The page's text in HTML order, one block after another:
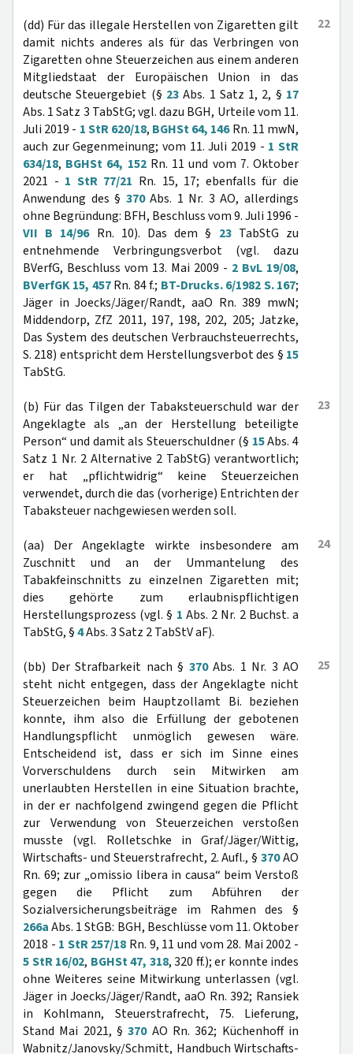
22
(dd) Für das illegale Herstellen von Zigaretten gilt
damit nichts anderes als für das Verbringen von
Zigaretten ohne Steuerzeichen aus einem anderen
Mitgliedstaat der Europäischen Union in das
deutsche Steuergebiet (§ 23Abs. 1 Satz 1, 2, § 17
Abs. 1 Satz 3 TabStG; vgl. dazu BGH, Urteile vom 11.
Juli 2019 - 1 StR 620/18, BGHSt 64, 146Rn. 11 mwN,
auch zur Gegenmeinung; vom 11. Juli 2019 - 1 StR
634/18, BGHSt 64, 152Rn. 11 und vom 7. Oktober
2021 - 1 StR 77/21 Rn. 15, 17; ebenfalls für die
Anwendung des § 370Abs. 1 Nr. 3 AO, allerdings
ohne Begründung: BFH, Beschluss vom 9. Juli 1996 -
VII B 14/96Rn. 10). Das dem § 23TabStG zu
entnehmende Verbringungsverbot (vgl. dazu
BVerfG, Beschluss vom 13. Mai 2009 - 2 BvL 19/08,
BVerfGK 15, 457Rn. 84 f.; BT-Drucks. 6/1982 S. 167;
Jäger in Joecks/Jäger/Randt, aaO Rn. 389 mwN;
Middendorp, ZfZ 2011, 197, 198, 202, 205; Jatzke,
Das System des deutschen Verbrauchsteuerrechts,
S. 218) entspricht dem Herstellungsverbot des § 15
TabStG.
23
(b) Für das Tilgen der Tabaksteuerschuld war der
Angeklagte als „an der Herstellung beteiligte
Person“ und damit als Steuerschuldner (§ 15Abs. 4
Satz 1 Nr. 2 Alternative 2 TabStG) verantwortlich;
er hat „pflichtwidrig“ keine Steuerzeichen
verwendet, durch die das (vorherige) Entrichten der
Tabaksteuer nachgewiesen werden soll.
24
(aa) Der Angeklagte wirkte insbesondere am
Zuschnitt und an der Ummantelung des
Tabakfeinschnitts zu einzelnen Zigaretten mit;
dies gehörte zum erlaubnispflichtigen
Herstellungsprozess (vgl. § 1 Abs. 2 Nr. 2 Buchst. a
TabStG, §4Abs. 3 Satz 2 TabStV aF).
25
(bb) Der Strafbarkeit nach § 370Abs. 1 Nr. 3 AO
steht nicht entgegen, dass der Angeklagte nicht
Steuerzeichen beim Hauptzollamt Bi. beziehen
konnte, ihm also die Erfüllung der gebotenen
Handlungspflicht unmöglich gewesen wäre.
Entscheidend ist, dass er sich im Sinne eines
Vorverschuldens durch sein Mitwirken am
unerlaubten Herstellen in eine Situation brachte,
in der er nachfolgend zwingend gegen die Pflicht
zur Verwendung von Steuerzeichen verstoßen
musste (vgl. Rolletschke in Graf/Jäger/Wittig,
Wirtschafts- und Steuerstrafrecht, 2. Aufl., §370AO
Rn. 69; zur „omissio libera in causa“ beim Verstoß
gegen die Pflicht zum Abführen der
Sozialversicherungsbeiträge im Rahmen des §
266aAbs. 1 StGB: BGH, Beschlüsse vom 11. Oktober
2018 - 1 StR 257/18 Rn. 9, 11 und vom 28. Mai 2002 -
5 StR 16/02, BGHSt 47, 318, 320 ff.); er konnte indes
ohne Weiteres seine Mitwirkung unterlassen (vgl.
Jäger in Joecks/Jäger/Randt, aaO Rn. 392; Ransiek
in Kohlmann, Steuerstrafrecht, 75. Lieferung,
Stand Mai 2021, §370AO Rn. 362; Küchenhoff in
Wabnitz/Janovsky/Schmitt, Handbuch Wirtschafts-